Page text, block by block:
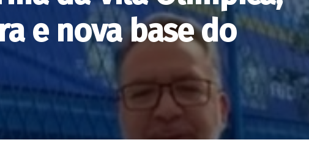
e nova base do